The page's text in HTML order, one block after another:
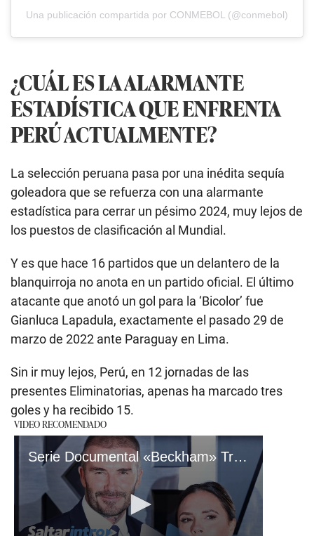
Una publicación compartida por CONMEBOL (@conmebol)
¿CUÁL ES LA ALARMANTE
ESTADÍSTICA QUE ENFRENTA
PERÚ ACTUALMENTE?
La selección peruana pasa por una inédita sequía
goleadora que se refuerza con una alarmante
estadística para cerrar un pésimo 2024, muy lejos de
los puestos de clasificación al Mundial.
Y es que hace 16 partidos que un delantero de la
blanquirroja no anota en un partido oficial. El último
atacante que anotó un gol para la ‘Bicolor’ fue
Gianluca Lapadula, exactamente el pasado 29 de
marzo de 2022 ante Paraguay en Lima.
Sin ir muy lejos, Perú, en 12 jornadas de las
presentes Eliminatorias, apenas ha marcado tres
goles y ha recibido 15.
VIDEO RECOMENDADO
Serie Documental «Beckham» Tráiler Oficial Netflix